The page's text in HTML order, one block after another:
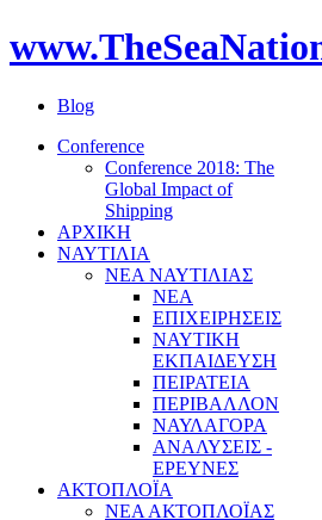
Blog
Conference
Conference 2018: The
Global Impact of
Shipping
ΑΡΧΙΚΗ
ΝΑΥΤΙΛΙΑ
ΝΕΑ ΝΑΥΤΙΛΙΑΣ
ΝΕΑ
ΕΠΙΧΕΙΡΗΣΕΙΣ
ΝΑΥΤΙΚΗ
ΕΚΠΑΙΔΕΥΣΗ
ΠΕΙΡΑΤΕΙΑ
ΠΕΡΙΒΑΛΛΟΝ
ΝΑΥΛΑΓΟΡΑ
ΑΝΑΛΥΣΕΙΣ -
ΕΡΕΥΝΕΣ
ΑΚΤΟΠΛΟΪΑ
ΝΕΑ ΑΚΤΟΠΛΟΪΑΣ